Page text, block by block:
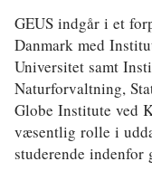
GEUS indgår i et
Danmark med
Universitet samt
Naturforvaltning,
Globe Institute ved
væsentlig rolle i
studerende indenfor